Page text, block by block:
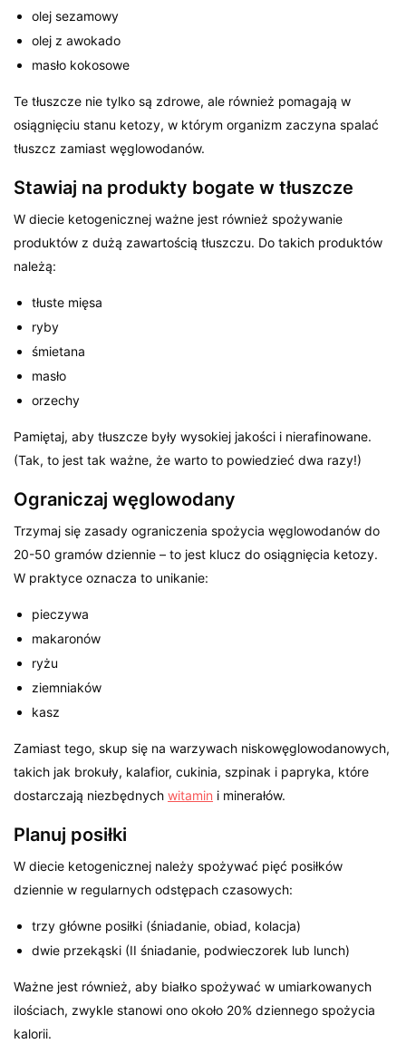
olej sezamowy
olej z awokado
masło kokosowe
Te tłuszcze nie tylko są zdrowe, ale również pomagają w
osiągnięciu stanu ketozy, w którym organizm zaczyna spalać
tłuszcz zamiast węglowodanów.
Stawiaj na produkty bogate w tłuszcze
W diecie ketogenicznej ważne jest również spożywanie
produktów z dużą zawartością tłuszczu. Do takich produktów
należą:
tłuste mięsa
ryby
śmietana
masło
orzechy
Pamiętaj, aby tłuszcze były wysokiej jakości i nierafinowane.
(Tak, to jest tak ważne, że warto to powiedzieć dwa razy!)
Ograniczaj węglowodany
Trzymaj się zasady ograniczenia spożycia węglowodanów do
20-50 gramów dziennie – to jest klucz do osiągnięcia ketozy.
W praktyce oznacza to unikanie:
pieczywa
makaronów
ryżu
ziemniaków
kasz
Zamiast tego, skup się na warzywach niskowęglowodanowych,
takich jak brokuły, kalafior, cukinia, szpinak i papryka, które
dostarczają niezbędnychwitamin i minerałów.
Planuj posiłki
W diecie ketogenicznej należy spożywać pięć posiłków
dziennie w regularnych odstępach czasowych:
trzy główne posiłki (śniadanie, obiad, kolacja)
dwie przekąski (II śniadanie, podwieczorek lub lunch)
Ważne jest również, aby białko spożywać w umiarkowanych
ilościach, zwykle stanowi ono około 20% dziennego spożycia
kalorii.